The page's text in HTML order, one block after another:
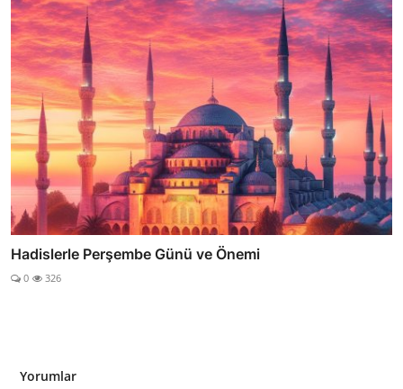
Hadislerle Perşembe Günü ve Önemi
0 326
Yorumlar